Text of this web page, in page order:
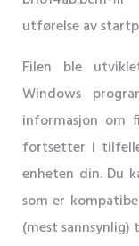
utførelse av
Filen ble
Windows
informasjon om
fortsetter i
enheten din. Du
som er
(mest